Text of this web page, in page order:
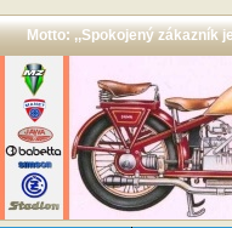
Motto: ,,Spokojený zákazník